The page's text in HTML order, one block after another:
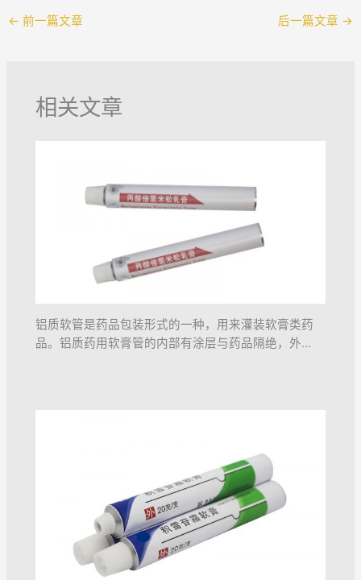
← 前一篇文章 后一篇文章 →
相关文章
铝质软管是药品包装形式的一种，用来灌装软膏类药
品。铝质药用软膏管的内部有涂层与药品隔绝，外…